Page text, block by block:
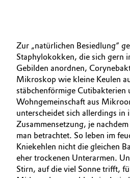
Zur „natürlichen Besiedlung“
Staphylokokken, die sich gern
Gebilden anordnen,
Mikro­skop wie kleine Keulen
stäbchenförmige Cuti­bakterien
Wohngemeinschaft aus
unterscheidet sich allerdings in
Zusammensetzung, je
man betrachtet. So leben im
Kniekehlen nicht die gleichen
eher trockenen Unterarmen.
Stirn, auf die viel Sonne trifft,